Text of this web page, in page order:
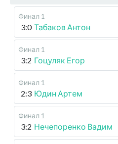
Финал 1
3:0 Табаков Антон
Финал 1
3:2 Гоцуляк Егор
Финал 1
2:3 Юдин Артем
Финал 1
3:2 Нечепоренко Вадим